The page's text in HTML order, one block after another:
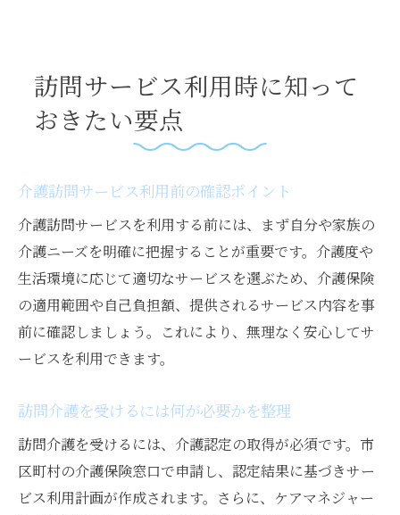
訪問サービス利用時に知って
おきたい要点
介護訪問サービス利用前の確認ポイント
介護訪問サービスを利用する前には、まず自分や家族の
介護ニーズを明確に把握することが重要です。介護度や
生活環境に応じて適切なサービスを選ぶため、介護保険
の適用範囲や自己負担額、提供されるサービス内容を事
前に確認しましょう。これにより、無理なく安心してサ
ービスを利用できます。
訪問介護を受けるには何が必要かを整理
訪問介護を受けるには、介護認定の取得が必須です。市
区町村の介護保険窓口で申請し、認定結果に基づきサー
ビス利用計画が作成されます。さらに、ケアマネジャー